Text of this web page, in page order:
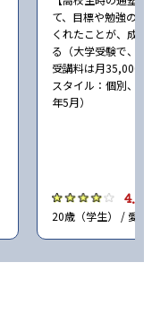
て、目標や勉強の
くれたことが、成
る（大学受験で、
受講料は月35,000
スタイル：個別、
年5月）
4.0
20歳（学生） / 愛知